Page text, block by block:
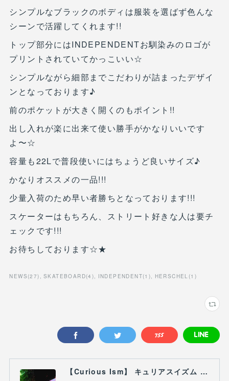
シンプルなブラックのボディは服装を選ばず色んな
シーンで活躍してくれます!!
トップ部分にはINDEPENDENTお馴染みのロゴが
プリントされていてかっこいい☆
シンプルながら細部までこだわりが詰まったデザイ
ンとなっております♪
前のポケットが大きく開くのもポイント!!
出し入れが楽に出来て使い勝手がかなりいいです
よ〜☆
容量も22Lで普段使いにはちょうど良いサイズ♪
かなりオススメの一品!!!
少量入荷のため早い者勝ちとなっております!!!
スケーターはもちろん、ストリート好きな人は要チ
ェックです!!!
お待ちしております☆★
NEWS (27) SKATEBOARD(4 ) INDEPENDENT(1 ) HERSCHEL (1 )
【Curious Ism】 キュリアスイズム l スノーボードショップ サーフショップ 福島県 会津若松市 郡山市 通販